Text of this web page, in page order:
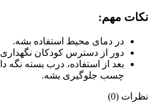
نکات مهم:
در دمای محیط استفاده بشه.
دور از دسترس کودکان
بعد از استفاده، درب بسته
چسب جلوگیری بشه.
نظرات (0)